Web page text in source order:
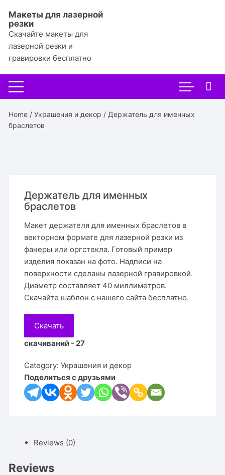
содержимому
Макеты для лазерной
резки
Скачайте макеты для
лазерной резки и
гравировки бесплатно
Home /Украшения и декор / Держатель для именных
браслетов
Держатель для именных
браслетов
Макет держателя для именных браслетов в
векторном формате для лазерной резки из
фанеры или оргстекла. Готовый пример
изделия показан на фото. Надписи на
поверхности сделаны лазерной гравировкой.
Диаметр составляет 40 миллиметров.
Скачайте шаблон с нашего сайта бесплатно.
Скачать
скачиваний - 27
Category:Украшения и декор
Поделиться с друзьями
Reviews (0)
Reviews